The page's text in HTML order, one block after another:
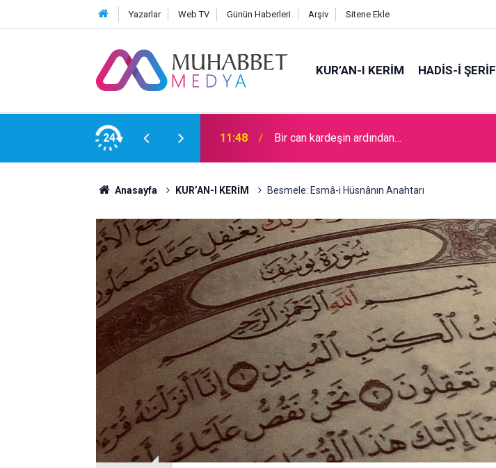
Yazarlar Web TV Günün Haberleri Arşiv Sitene Ekle
KUR’AN-I KERİM HADİS-İ ŞERİF
24 11:48 Bir can kardeşin ardından…
Anasayfa KUR’AN-I KERİM Besmele: Esmâ-i Hüsnânın Anahtarı